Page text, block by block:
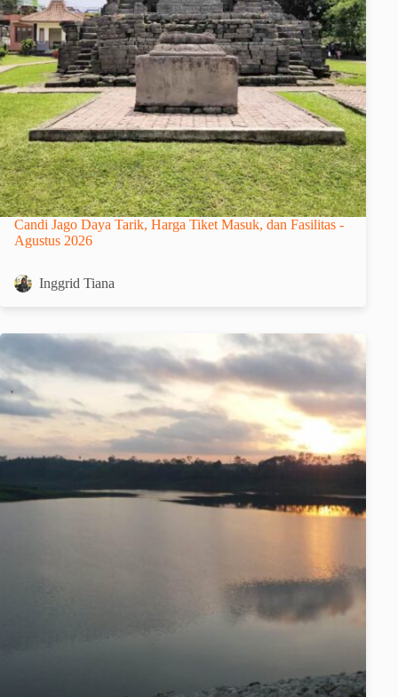
Candi Jago Daya Tarik, Harga Tiket Masuk, dan Fasilitas -
Agustus 2026
Inggrid Tiana